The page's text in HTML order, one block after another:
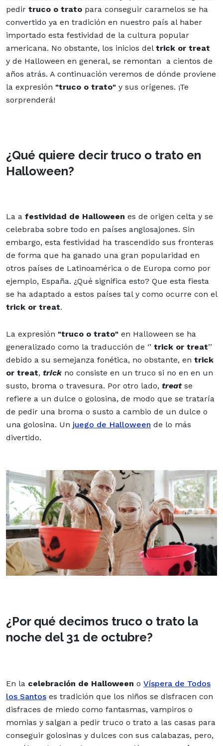
pedir truco o trato para conseguir caramelos se ha
convertido ya en tradición en nuestro país al haber
importado esta festividad de la cultura popular
americana. No obstante, los inicios del trick or treat
y de Halloween en general, se remontan a cientos de
años atrás. A continuación veremos de dónde proviene
la expresión "truco o trato" y sus orígenes. ¡Te
sorprenderá!
¿Qué quiere decir truco o trato en
Halloween?
La a festividad de Halloween es de origen celta y se
celebraba sobre todo en países anglosajones. Sin
embargo, esta festividad ha trascendido sus fronteras
de forma que ha ganado una gran popularidad en
otros países de Latinoamérica o de Europa como por
ejemplo, España. ¿Qué significa esto? Que esta fiesta
se ha adaptado a estos países tal y como ocurre con el
trick or treat.
La expresión "truco o trato" en Halloween se ha
generalizado como la traducción de ‘’ trick or treat’’
debido a su semejanza fonética, no obstante, en trick
or treat, trick no consiste en un truco si no en en un
susto, broma o travesura. Por otro lado, treat se
refiere a un dulce o golosina, de modo que se trataría
de pedir una broma o susto a cambio de un dulce o
una golosina. Un juego de Halloween de lo más
divertido.
¿Por qué decimos truco o trato la
noche del 31 de octubre?
En la celebración de Halloween o Víspera de Todos
los Santos es tradición que los niños se disfracen con
disfraces de miedo como fantasmas, vampiros o
momias y salgan a pedir truco o trato a las casas para
conseguir golosinas y dulces con sus calabazas, pero,